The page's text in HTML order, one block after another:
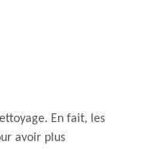
En fait, les
avoir plus